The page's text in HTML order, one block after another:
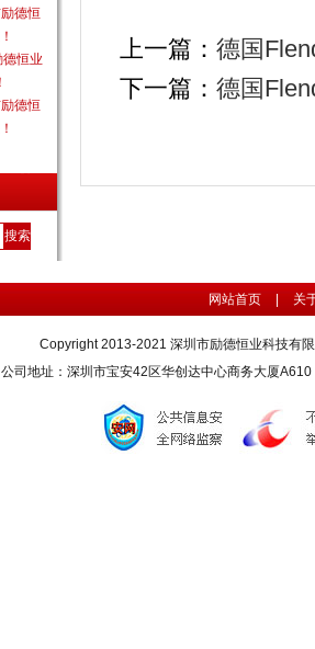
上一篇： 德国
下一篇： 德国
网站首页 关
Copyright 2013-2021 深圳市励德恒业科技有
公司地址：深圳市宝安42区华创达中心商务大厦